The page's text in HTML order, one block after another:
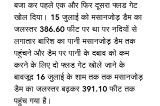
बजा कर पहले एक और फिर दूसरा फ्लड गेट
खोल दिया। 15 जुलाई को मसानजोड़ डैम का
जलस्तर 386.60 फीट पर था पर नदियों से
लगातार बारिश का पानी मसानजोड़ डैम तक
पहुंचने और डैम पर पानी के दबाव को कम
करने के लिए दो फ्लड गेट खोले जाने के
बावजूद 16 जुलाई के शाम तक तक मसानजोड़
डैम का जलस्तर बढ़कर 391.10 फीट तक
पहुंच गया है।